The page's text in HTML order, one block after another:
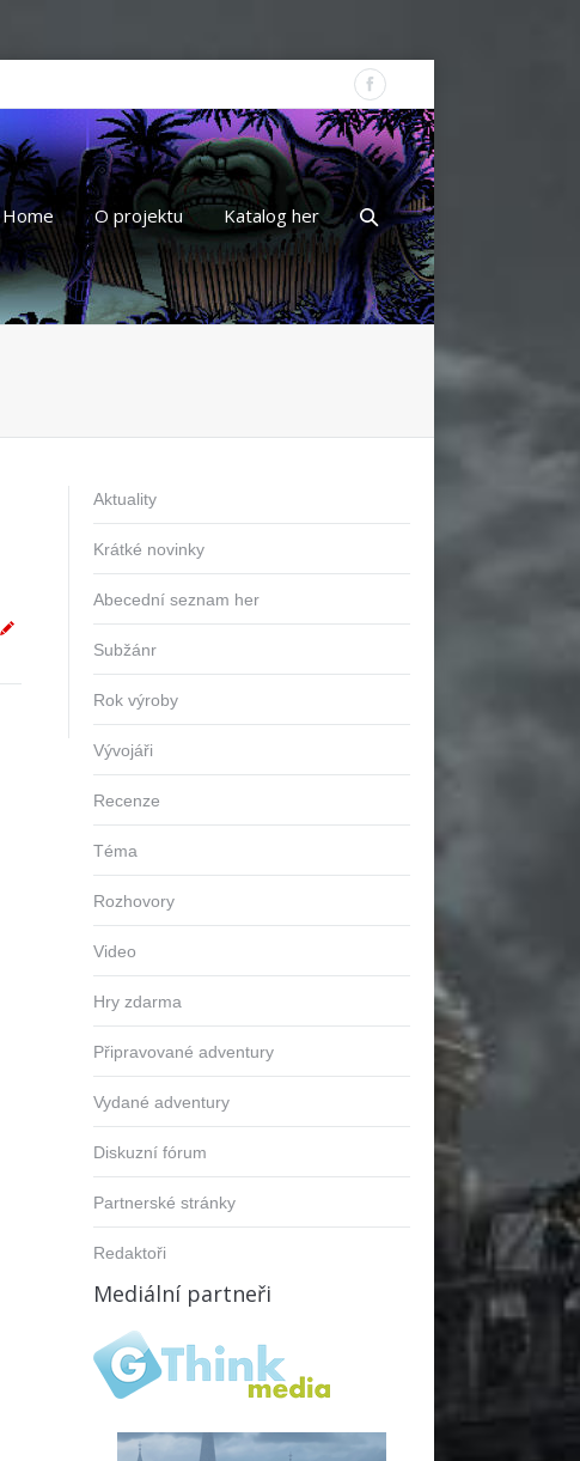
Home O projektu Katalog her
Aktuality
Krátké novinky
Abecední seznam her
Subžánr
Rok výroby
Vývojáři
Recenze
Téma
Rozhovory
Video
Hry zdarma
Připravované adventury
Vydané adventury
Diskuzní fórum
Partnerské stránky
Redaktoři
Mediální partneři